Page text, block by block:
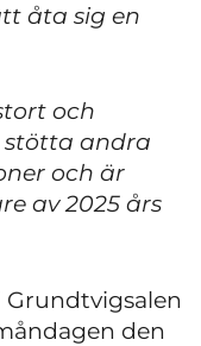
åta sig en
och
stötta andra
och är
av 2025 års
den